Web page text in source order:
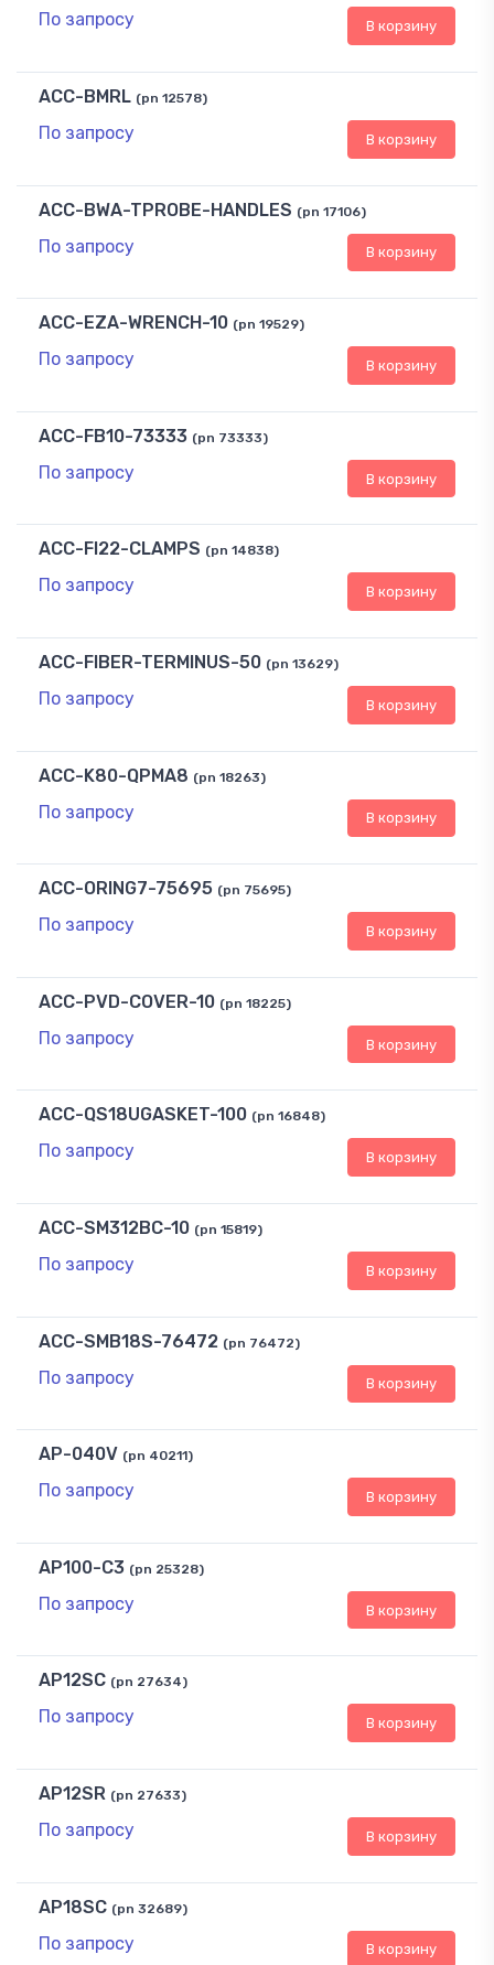
По запросу В корзину
ACC-BMRL (pn 12578)
По запросу В корзину
ACC-BWA-TPROBE-HANDLES (pn 17106)
По запросу В корзину
ACC-EZA-WRENCH-10 (pn 19529)
По запросу В корзину
ACC-FB10-73333 (pn 73333)
По запросу В корзину
ACC-FI22-CLAMPS (pn 14838)
По запросу В корзину
ACC-FIBER-TERMINUS-50 (pn 13629)
По запросу В корзину
ACC-K80-QPMA8 (pn 18263)
По запросу В корзину
ACC-ORING7-75695 (pn 75695)
По запросу В корзину
ACC-PVD-COVER-10 (pn 18225)
По запросу В корзину
ACC-QS18UGASKET-100 (pn 16848)
По запросу В корзину
ACC-SM312BC-10 (pn 15819)
По запросу В корзину
ACC-SMB18S-76472 (pn 76472)
По запросу В корзину
AP-040V (pn 40211)
По запросу В корзину
AP100-C3 (pn 25328)
По запросу В корзину
AP12SC (pn 27634)
По запросу В корзину
AP12SR (pn 27633)
По запросу В корзину
AP18SC (pn 32689)
По запросу В корзину